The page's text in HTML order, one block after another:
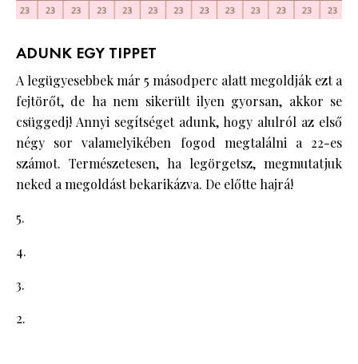
ADUNK EGY TIPPET
A legügyesebbek már 5 másodperc alatt megoldják ezt a
fejtörőt, de ha nem sikerült ilyen gyorsan, akkor se
csüggedj! Annyi segítséget adunk, hogy alulról az első
négy sor valamelyikében fogod megtalálni a 22-es
számot. Természetesen, ha legörgetsz, megmutatjuk
neked a megoldást bekarikázva. De előtte hajrá!
5.
4.
3.
2.